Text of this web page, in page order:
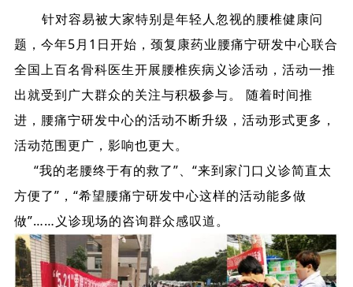
针对容易被大家特别是年轻人忽视的腰椎健康问
题，今年5月1日开始，颈复康药业腰痛宁研发中心联合
全国上百名骨科医生开展腰椎疾病义诊活动，活动一推
出就受到广大群众的关注与积极参与。 随着时间推
进，腰痛宁研发中心的活动不断升级，活动形式更多，
活动范围更广，影响也更大。
“我的老腰终于有的救了”、“来到家门口义诊简直太
方便了”，“希望腰痛宁研发中心这样的活动能多做
做”……义诊现场的咨询群众感叹道。